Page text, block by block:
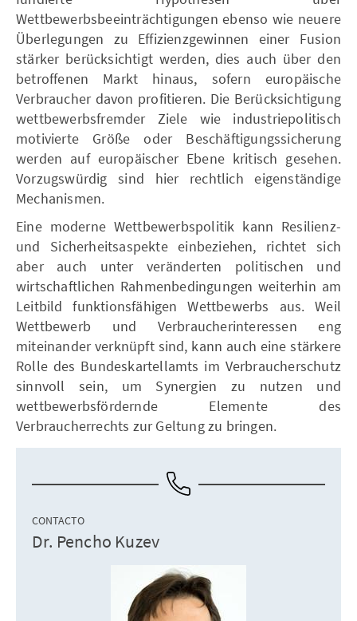
Wettbewerbsbeeinträchtigungen ebenso wie neuere
Überlegungen zu Effizienzgewinnen einer Fusion
stärker berücksichtigt werden, dies auch über den
betroffenen Markt hinaus, sofern europäische
Verbraucher davon profitieren. Die Berücksichtigung
wettbewerbsfremder Ziele wie industriepolitisch
motivierte Größe oder Beschäftigungssicherung
werden auf europäischer Ebene kritisch gesehen.
Vorzugswürdig sind hier rechtlich eigenständige
Mechanismen.
Eine moderne Wettbewerbspolitik kann Resilienz-
und Sicherheitsaspekte einbeziehen, richtet sich
aber auch unter veränderten politischen und
wirtschaftlichen Rahmenbedingungen weiterhin am
Leitbild funktionsfähigen Wettbewerbs aus. Weil
Wettbewerb und Verbraucherinteressen eng
miteinander verknüpft sind, kann auch eine stärkere
Rolle des Bundeskartellamts im Verbraucherschutz
sinnvoll sein, um Synergien zu nutzen und
wettbewerbsfördernde Elemente des
Verbraucherrechts zur Geltung zu bringen.
CONTACTO
Dr. Pencho Kuzev